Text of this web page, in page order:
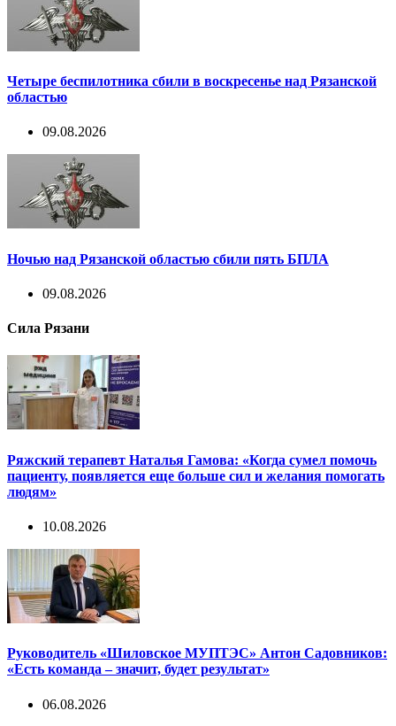
Четыре беспилотника сбили в воскресенье над Рязанской
областью
09.08.2026
Ночью над Рязанской областью сбили пять БПЛА
09.08.2026
Сила Рязани
Ряжский терапевт Наталья Гамова: «Когда сумел помочь
пациенту, появляется еще больше сил и желания помогать
людям»
10.08.2026
Руководитель «Шиловское МУПТЭС» Антон Садовников:
«Есть команда – значит, будет результат»
06.08.2026